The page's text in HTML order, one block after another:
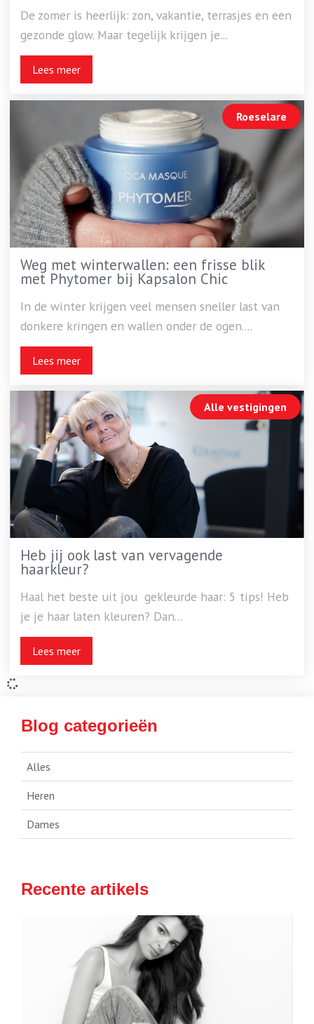
Blog categorieën
Alles
Heren
Dames
Recente artikels
De zomer is heerlijk: zon, vakantie, terrasjes en een
gezonde glow. Maar tegelijk krijgen je...
Lees meer
Roeselare
Weg met winterwallen: een frisse blik
met Phytomer bij Kapsalon Chic
In de winter krijgen veel mensen sneller last van
donkere kringen en wallen onder de ogen....
Lees meer
Alle vestigingen
Heb jij ook last van vervagende
haarkleur?
Haal het beste uit jou gekleurde haar: 5 tips! Heb
je je haar laten kleuren? Dan...
Lees meer